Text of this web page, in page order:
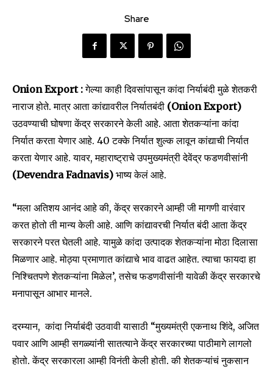
Share
Onion Export :गेल्या काही दिवसांपासून कांदा निर्याबंदी मुळे शेतकरी
नाराज होते. मात्र आता कांद्यावरील निर्यातबंदी (Onion Export)
उठवण्याची घोषणा केंद्र सरकारने केली आहे. आता शेतकऱ्यांना कांदा
निर्यात करता येणार आहे. 40 टक्के निर्यात शुल्क लावून कांद्याची निर्यात
करता येणार आहे. यावर, महाराष्ट्राचे उपमुख्यमंत्री देवेंद्र फडणवीसांनी
(Devendra Fadnavis) भाष्य केलं आहे.
“मला अतिशय आनंद आहे की, केंद्र सरकारने आम्ही जी मागणी वारंवार
करत होतो ती मान्य केली आहे. आणि कांद्यावरची निर्यात बंदी आता केंद्र
सरकारने परत घेतली आहे. यामुळे कांदा उत्पादक शेतकऱ्यांना मोठा दिलासा
मिळणार आहे. मोठ्या प्रमाणात कांद्याचे भाव वाढत आहेत. त्याचा फायदा हा
निश्चितपणे शेतकऱ्यांना मिळेल’, तसेच फडणवीसांनी यावेळी केंद्र सरकारचे
मनापासून आभार मानले.
दरम्यान, कांदा निर्याबंदी उठवावी यासाठी “मुख्यमंत्री एकनाथ शिंदे, अजित
पवार आणि आम्ही सगळ्यांनी सातत्याने केंद्र सरकारच्या पाठीमागे लागलो
होतो. केंद्र सरकारला आम्ही विनंती केली होती. की शेतकऱ्यांचं नुकसान